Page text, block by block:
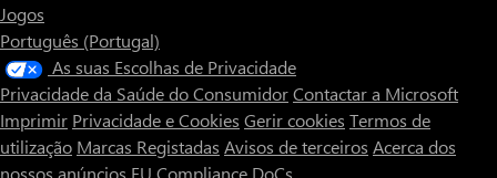
Jogos
Português (Portugal)
As suas Escolhas de Privacidade
Privacidade da Saúde do ConsumidorContactar a Microsoft
Imprimir Privacidade e Cookies Gerir cookies Termos de
utilização Marcas Registadas Avisos de terceiros Acerca dos
nossos anúncios EU Compliance DoCs